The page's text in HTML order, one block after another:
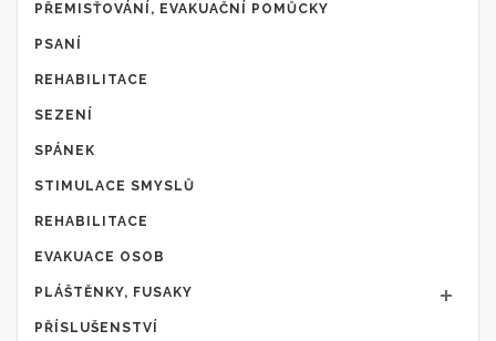
PŘEMISŤOVÁNÍ, EVAKUAČNÍ POMŮCKY
PSANÍ
REHABILITACE
SEZENÍ
SPÁNEK
STIMULACE SMYSLŮ
REHABILITACE
EVAKUACE OSOB
PLÁŠTĚNKY, FUSAKY
PŘÍSLUŠENSTVÍ